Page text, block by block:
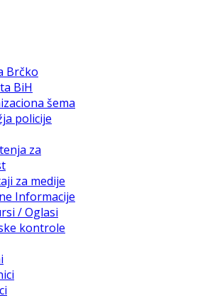
Brčko
BiH
šema
policije
za
za medije
Informacije
/ Oglasi
kontrole